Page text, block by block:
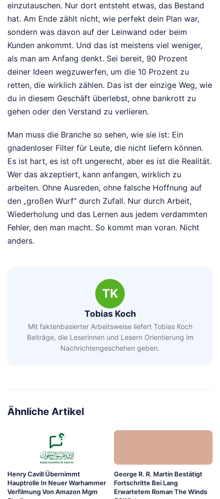
einzutauschen. Nur dort entsteht etwas, das Bestand
hat. Am Ende zählt nicht, wie perfekt dein Plan war,
sondern was davon auf der Leinwand oder beim
Kunden ankommt. Und das ist meistens viel weniger,
als man am Anfang denkt. Sei bereit, 90 Prozent
deiner Ideen wegzuwerfen, um die 10 Prozent zu
retten, die wirklich zählen. Das ist der einzige Weg, wie
du in diesem Geschäft überlebst, ohne bankrott zu
gehen oder den Verstand zu verlieren.
Man muss die Branche so sehen, wie sie ist: Ein
gnadenloser Filter für Leute, die nicht liefern können.
Es ist hart, es ist oft ungerecht, aber es ist die Realität.
Wer das akzeptiert, kann anfangen, wirklich zu
arbeiten. Ohne Ausreden, ohne falsche Hoffnung auf
den „großen Wurf“ durch Zufall. Nur durch Arbeit,
Wiederholung und das Lernen aus jedem verdammten
Fehler, den man macht. So kommt man voran. Nicht
anders.
TK
Tobias Koch
Mit faktenbasierter Arbeitsweise liefert Tobias Koch
Beiträge, die Leserinnen und Lesern Orientierung im
Nachrichtengeschehen geben.
Ähnliche Artikel
Henry Cavill Übernimmt
Hauptrolle In Neuer Warhammer
Verfilmung Von Amazon Mgm
George R. R. Martin Bestätigt
Fortschritte Bei Lang
Erwartetem Roman The Winds